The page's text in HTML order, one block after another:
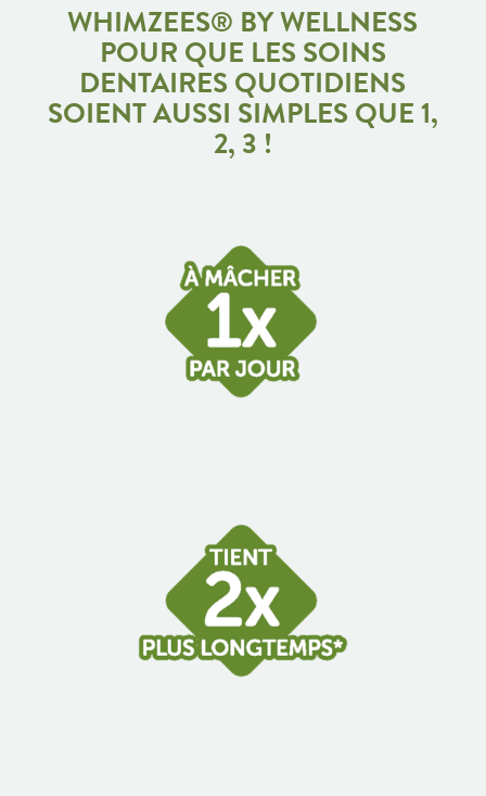
WHIMZEES® BY WELLNESS
POUR QUE LES SOINS
DENTAIRES QUOTIDIENS
SOIENT AUSSI SIMPLES QUE 1,
2, 3 !